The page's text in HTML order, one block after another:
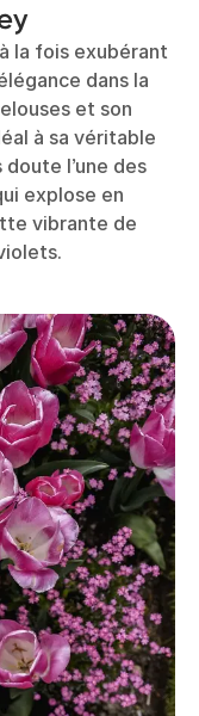
la fois exubérant
dans la
et son
à sa véritable
l’une des
explose en
vibrante de